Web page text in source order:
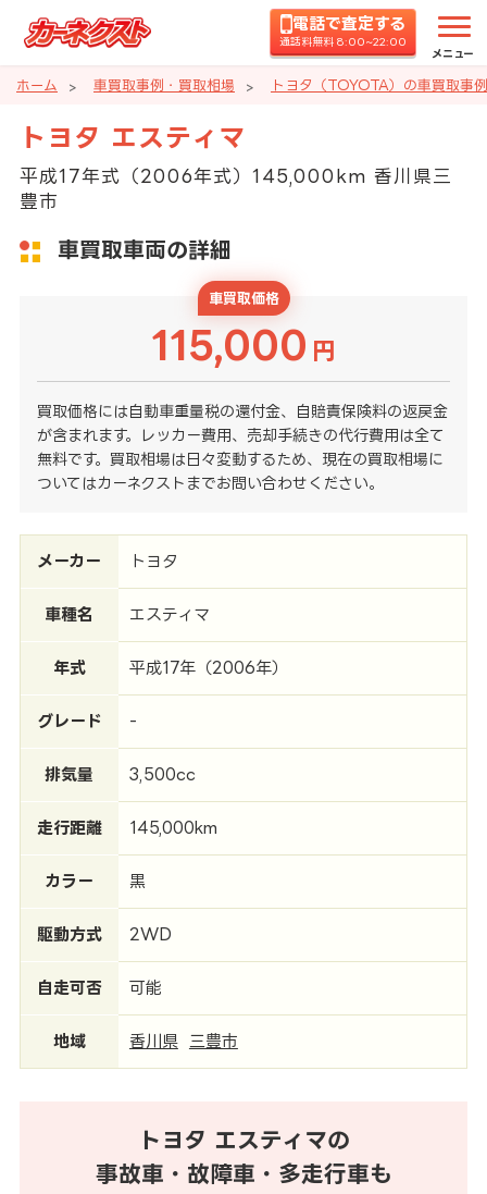
電話で査定する
通話料無料 8:00~22:00
メニュー
ホーム 車買取事例・買取相場 トヨタ（TOYOTA）の車買取事
トヨタ エスティマ
平成17年式（2006年式）145,000km 香川県三
豊市
車買取車両の詳細
車買取価格
115,000 円
買取価格には自動車重量税の還付金、自賠責保険料の返戻金
が含まれます。レッカー費用、売却手続きの代行費用は全て
無料です。買取相場は日々変動するため、現在の買取相場に
ついてはカーネクストまでお問い合わせください。
メーカー トヨタ
車種名 エスティマ
年式 平成17年（2006年）
グレード -
排気量 3,500cc
走行距離 145,000km
カラー 黒
駆動方式 2WD
自走可否 可能
地域 香川県 三豊市
トヨタ エスティマの
事故車・故障車・多走行車も